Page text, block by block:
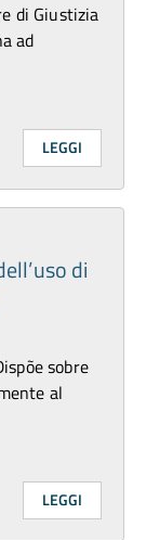
di Giustizia
ad
LEGGI
di
sobre
al
LEGGI